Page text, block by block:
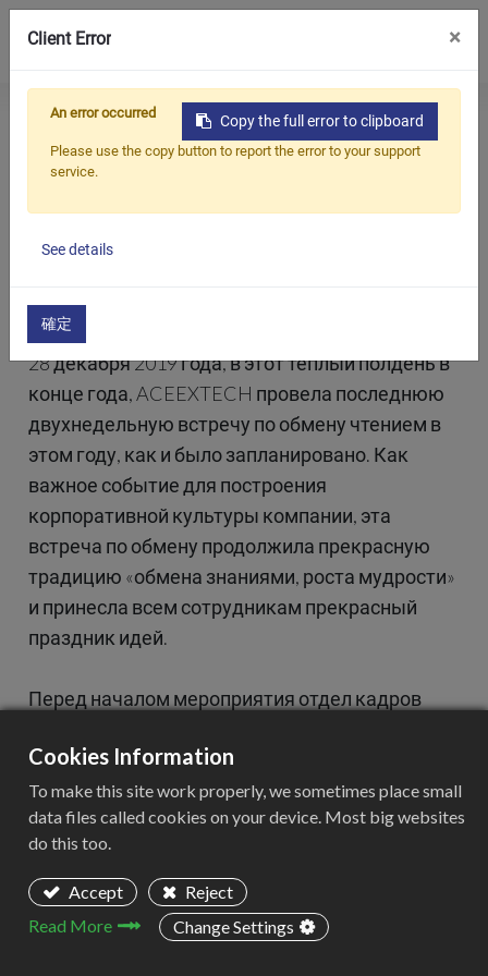
Приложения
О предприятии
Связаться с нами
简体中文 English (US)
русский язык Español
Home
All
Новости
Прогулка с мудростью | Двухнедельная встреча ACEEXTECH по обмену опытом чтения прошла успешно
Прогулка с мудростью | Двухнедельная
чтения прошла успешно
28 декабря 2019 года, в этот теплый полдень в
конце года, ACEEXTECH провела последнюю
двухнедельную встречу по обмену чтением в
этом году, как и было запланировано. Как
важное событие для построения
корпоративной культуры компании, эта
встреча по обмену продолжила прекрасную
традицию «обмена знаниями, роста мудрости»
и принесла всем сотрудникам прекрасный
праздник идей.
Перед началом мероприятия отдел кадров
чтения с мягким освещением и изысканными
закусками, чтобы создать комфортную и
приятную атмосферу для обмена. В 14:00
встреча по обмену началась вовремя, и более
30 сотрудников собрались вместе, чтобы
начать этот день, наполненный знаниями.
Cookies Information
To make this site work properly, we sometimes place small
data files called cookies on your device. Most big websites
do this too.
Accept
Reject
Read More
Change Settings
Client Error ×
Copy the full error to clipboard
An error occurred
Please use the copy button to report the error to your support
service.
See details
確定